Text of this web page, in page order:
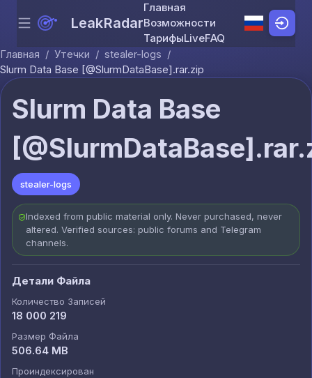
Skip to content
Menu LeakRadar
Главная
Возможности
ТарифыLiveFAQ
Главная / Утечки / stealer-logs /
Slurm Data Base [@SlurmDataBase].rar.zip
Slurm Data Base
stealer-logs
Indexed from public material only. Never purchased, never
altered. Verified sources: public forums and Telegram
channels.
Детали Файла
Количество Записей
18 000 219
Размер Файла
506.64 MB
Проиндексирован